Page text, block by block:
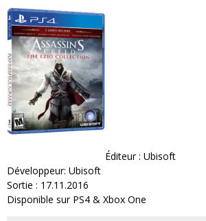
Éditeur : Ubisoft
Développeur: Ubisoft
Sortie : 17.11.2016
Disponible sur PS4 & Xbox One